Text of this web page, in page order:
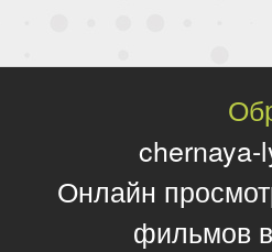
Онлайн
фильмов